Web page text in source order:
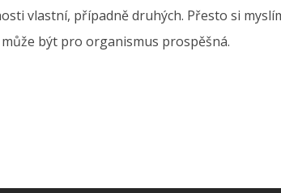
vlastní, případně druhých. Přesto si
být pro organismus prospěšná.